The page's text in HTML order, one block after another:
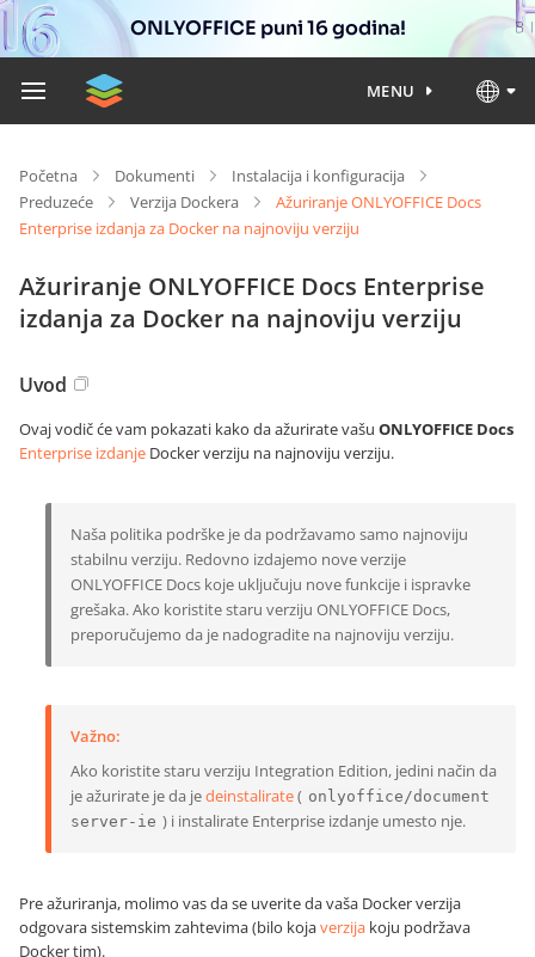
ONLYOFFICE puni 16 godina!
MENU
Početna Dokumenti
Instalacija i konfiguracija
Preduzeće
Verzija Dockera
Ažuriranje ONLYOFFICE Docs
Enterprise izdanja za Docker na najnoviju verziju
Ažuriranje ONLYOFFICE Docs Enterprise
izdanja za Docker na najnoviju verziju
Uvod
Ovaj vodič će vam pokazati kako da ažurirate vašu ONLYOFFICE Docs
Enterprise izdanje Docker verziju na najnoviju verziju.
Naša politika podrške je da podržavamo samo najnoviju
stabilnu verziju. Redovno izdajemo nove verzije
ONLYOFFICE Docs koje uključuju nove funkcije i ispravke
grešaka. Ako koristite staru verziju ONLYOFFICE Docs,
preporučujemo da je nadogradite na najnoviju verziju.
Važno:
Ako koristite staru verziju Integration Edition, jedini način da
je ažurirate je da jedeinstalirate( onlyoffice/document
server-ie ) i instalirate Enterprise izdanje umesto nje.
Pre ažuriranja, molimo vas da se uverite da vaša Docker verzija
odgovara sistemskim zahtevima (bilo kojaverzija koju podržava
Docker tim).